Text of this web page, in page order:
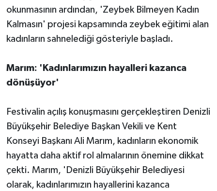
okunmasının ardından, 'Zeybek Bilmeyen Kadın
Kalmasın' projesi kapsamında zeybek eğitimi alan
kadınların sahnelediği gösteriyle başladı.
Marım: 'Kadınlarımızın hayalleri kazanca
dönüşüyor'
Festivalin açılış konuşmasını gerçekleştiren Denizli
Büyükşehir Belediye Başkan Vekili ve Kent
Konseyi Başkanı Ali Marım, kadınların ekonomik
hayatta daha aktif rol almalarının önemine dikkat
çekti. Marım, 'Denizli Büyükşehir Belediyesi
olarak, kadınlarımızın hayallerini kazanca